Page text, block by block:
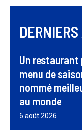
Un restaurant
menu de
nommé
au monde
6 août 2026